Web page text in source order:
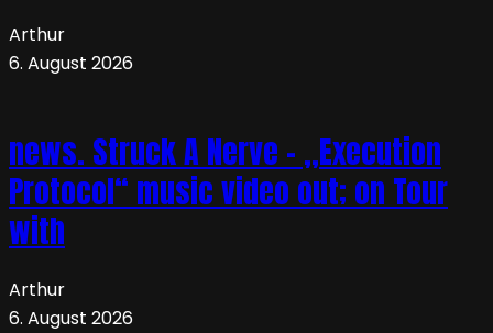
Arthur
6. August 2026
news. Struck A Nerve – „Execution
Protocol“ music video out; on Tour
with
Arthur
6. August 2026